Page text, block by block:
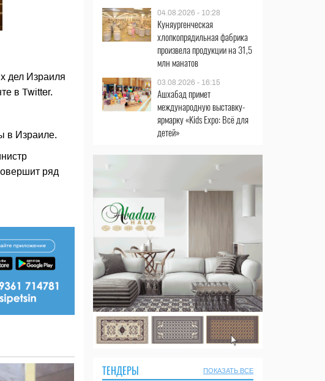
дел Израиля
в Twitter.
в Израиле.
ряд
04.08.2026 - 10:28
Куняургенческая
хлопкопрядильная фабрика
произвела продукции на 31,5
млн манатов
03.08.2026 - 16:15
Ашхабад примет
международную выставку-
ярмарку «Kids Expo: Всё для
детей»
ТЕНДЕРЫ ПОКАЗАТЬ ВСЕ